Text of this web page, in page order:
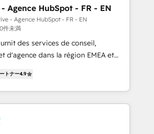
+ Tech Team to handle the
mapping out AND building your ideal
recommendations to maximize
companies
and close more business, by
way). ⭐️ Here's more info:
Agence HubSpot - FR - EN
- Agence HubSpot - FR - EN
件未満
des services de conseil,
d'agence dans la région EMEA et
Growth, Revops, CRM et
an integrator. With over 115
automation, growth, revops,
(We focus on EMEA - USA
トナー4.9